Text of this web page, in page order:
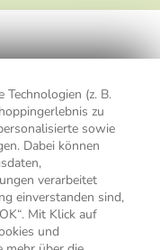
(z. B.
zu
sowie
Dabei können
verarbeitet
einverstanden sind,
Mit Klick auf
und
hat. Diese
für Werbezwecke
widerrufen, indem ich
anklicke oder die
Die
AGB